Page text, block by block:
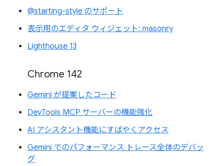
@starting-style のサポート
表示用のエディタ ウィジェット: masonry
Lighthouse 13
Chrome 142
Gemini が提案したコード
DevTools MCP サーバーの機能強化
AI アシスタント機能にすばやくアクセス
Gemini でのパフォーマンス トレース全体のデバッ
グ